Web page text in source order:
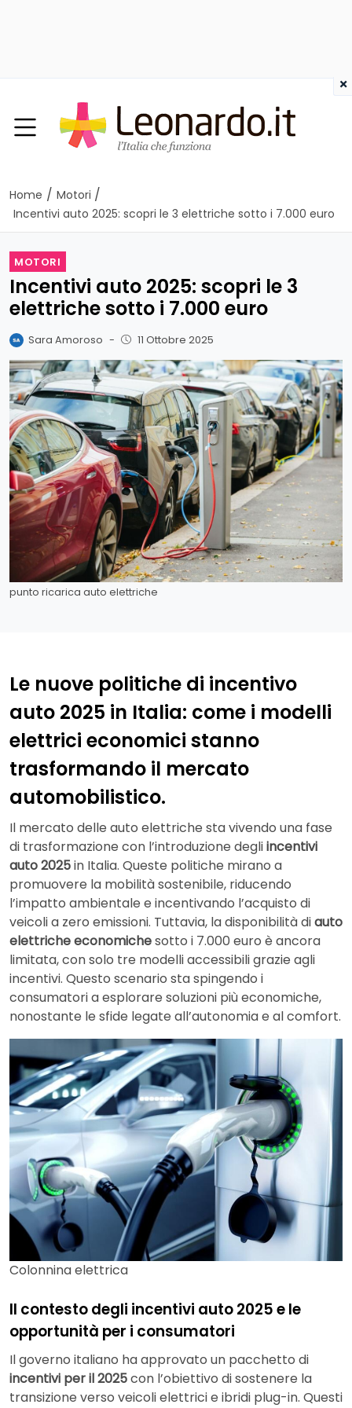
Home / Motori /
Incentivi auto 2025: scopri le 3 elettriche sotto i 7.000 euro
MOTORI
Incentivi auto 2025: scopri le 3
elettriche sotto i 7.000 euro
Sara Amoroso - 11 Ottobre 2025
punto ricarica auto elettriche
Le nuove politiche di incentivo
auto 2025 in Italia: come i modelli
elettrici economici stanno
trasformando il mercato
automobilistico.
Il mercato delle auto elettriche sta vivendo una fase
di trasformazione con l’introduzione degliincentivi
auto 2025in Italia. Queste politiche mirano a
promuovere la mobilità sostenibile, riducendo
l’impatto ambientale e incentivando l’acquisto di
veicoli a zero emissioni. Tuttavia, la disponibilità diauto
elettriche economichesotto i 7.000 euro è ancora
limitata, con solo tre modelli accessibili grazie agli
incentivi. Questo scenario sta spingendo i
consumatori a esplorare soluzioni più economiche,
nonostante le sfide legate all’autonomia e al comfort.
Colonnina elettrica
Il contesto degli incentivi auto 2025 e le
opportunità per i consumatori
Il governo italiano ha approvato un pacchetto di
incentivi per il 2025con l’obiettivo di sostenere la
transizione verso veicoli elettrici e ibridi plug-in. Questi
×